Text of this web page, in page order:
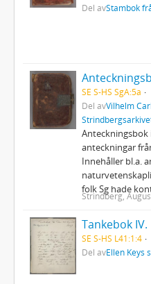
Del avStambok
SE S-HS SgA:5a
Del avVilhelm
anteckningar
Innehåller bl.a.
folk Sg hade
Strindberg,
Tankebok
SE S-HS L41:1:4
Del avEllen Keys